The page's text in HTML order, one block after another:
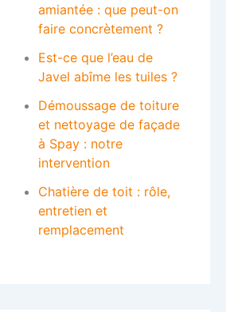
amiantée : que peut-on
faire concrètement ?
Est-ce que l’eau de
Javel abîme les tuiles ?
Démoussage de toiture
et nettoyage de façade
à Spay : notre
intervention
Chatière de toit : rôle,
entretien et
remplacement